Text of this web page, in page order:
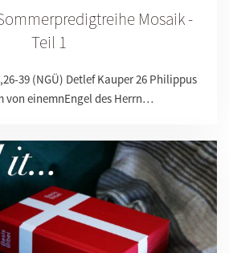
Mosaik -
Teil 1
39 (NGÜ) Detlef Kauper 26 Philippus
von einemnEngel des Herrn…